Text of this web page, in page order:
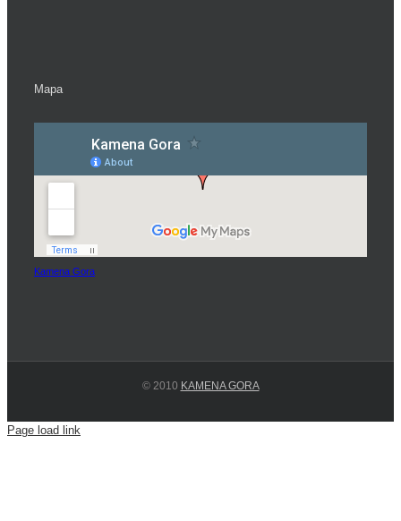
Mapa
Kamena Gora
© 2010 KAMENA GORA
Page load link